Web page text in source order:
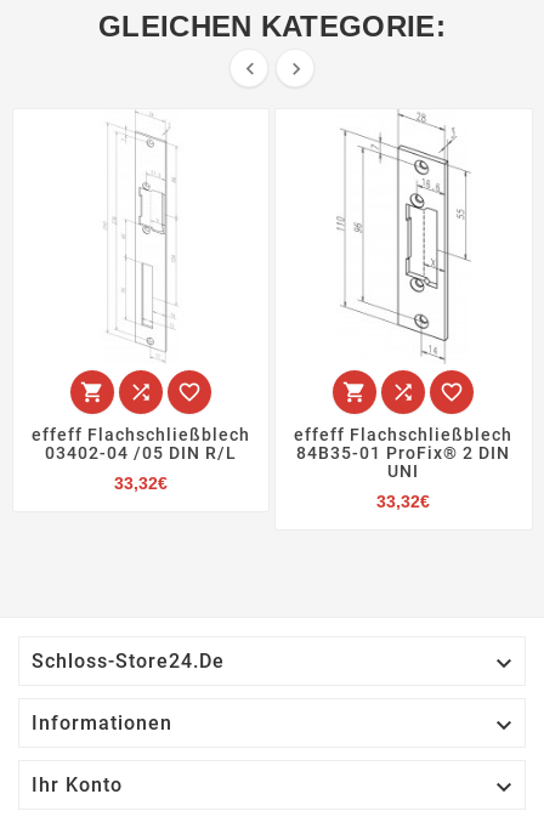
GLEICHEN KATEGORIE:
 
  
effeff Flachschließblech
03402-04 /05 DIN R/L
33,32€Preis
  
effeff Flachschließblech
84B35-01 ProFix® 2 DIN
UNI
33,32€Preis
Schloss-Store24.de 
Informationen 
Ihr Konto 